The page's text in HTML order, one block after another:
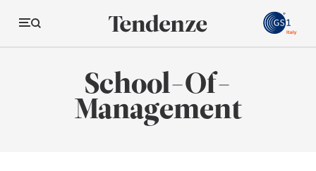
Tendenze
School-Of-
Management